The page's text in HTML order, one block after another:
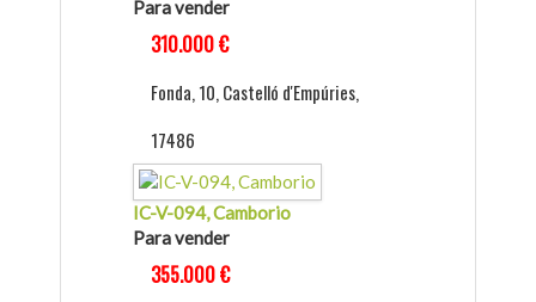
Para vender
310.000 €
Fonda, 10, Castelló d'Empúries,
17486
IC-V-094, Camborio
Para vender
355.000 €